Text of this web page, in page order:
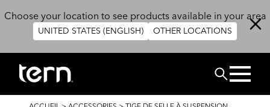
Choose your location to see products available in your area
UNITED STATES (ENGLISH) OTHER LOCATIONS
Rechercher